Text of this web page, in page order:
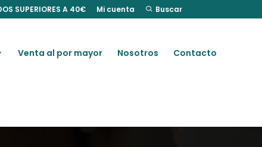
SUPERIORES A 40€ Mi cuenta Buscar
Venta al por mayor Nosotros Contacto